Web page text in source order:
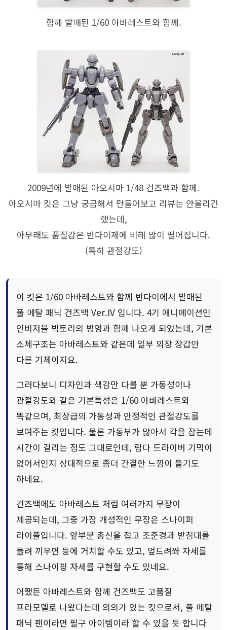
함께 발매된 1/60 아바레스트와 함께.
2009년에 발매된 아오시마 1/48 건즈백과 함께.
아오시마 킷은 그냥 궁금해서 만들어보고 리뷰는 안올리긴
했는데,
아무래도 품질감은 반다이제에 비해 많이 떨어집니다.
(특히 관절강도)
이 킷은 1/60 아바레스트와 함께 반다이에서 발매된
풀 메탈 패닉 건즈백 Ver.IV 입니다. 4기 애니메이션인
인비저블 빅토리의 방영과 함께 나오게 되었는데, 기본
소체구조는 아바레스트와 같은데 일부 외장 장갑만
다른 기체이지요.
그러다보니 디자인과 색감만 다를 뿐 가동성이나
관절강도와 같은 기본특성은 1/60 아바레스트와
똑같으며, 최상급의 가동성과 안정적인 관절강도를
보여주는 킷입니다. 물론 가동부가 많아서 각을 잡는데
시간이 걸리는 점도 그대로인데, 람다 드라이버 기믹이
없어서인지 상대적으로 좀더 간결한 느낌이 들기도
하네요.
건즈백에도 아바레스트 처럼 여러가지 무장이
제공되는데, 그중 가장 개성적인 무장은 스나이퍼
라이플입니다. 앞부분 총신을 접고 조준경과 받침대를
돌려 끼우면 등에 거치할 수도 있고, 엎드려쏴 자세를
통해 스나이핑 자세를 구현할 수도 있네요.
어쨌든 아바레스트와 함께 건즈백도 고품질
프라모델로 나왔다는데 의의가 있는 킷으로서, 풀 메탈
패닉 팬이라면 필구 아이템이라 할 수 있을 듯 합니다